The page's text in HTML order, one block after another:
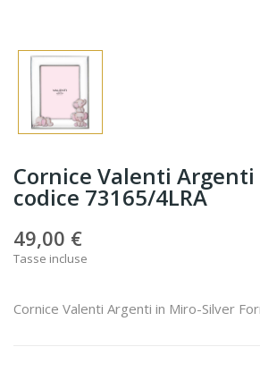
Cornice Valenti
codice 73165/4LRA
49,00 €
Tasse incluse
Cornice Valenti Argenti in Miro-Silver